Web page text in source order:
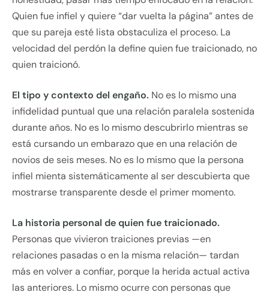
Quien fue infiel y quiere “dar vuelta la página” antes de
que su pareja esté lista obstaculiza el proceso. La
velocidad del perdón la define quien fue traicionado, no
quien traicionó.
El tipo y contexto del engaño. No es lo mismo una
infidelidad puntual que una relación paralela sostenida
durante años. No es lo mismo descubrirlo mientras se
está cursando un embarazo que en una relación de
novios de seis meses. No es lo mismo que la persona
infiel mienta sistemáticamente al ser descubierta que
mostrarse transparente desde el primer momento.
La historia personal de quien fue traicionado.
Personas que vivieron traiciones previas —en
relaciones pasadas o en la misma relación— tardan
más en volver a confiar, porque la herida actual activa
las anteriores. Lo mismo ocurre con personas que